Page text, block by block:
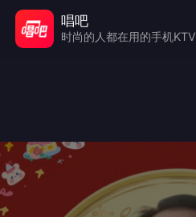
唱吧
时尚的人都在用的手机KTV